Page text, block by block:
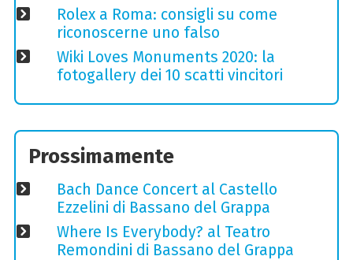
Rolex a Roma: consigli su come
riconoscerne uno falso
Wiki Loves Monuments 2020: la
fotogallery dei 10 scatti vincitori
Prossimamente
Bach Dance Concert al Castello
Ezzelini di Bassano del Grappa
Where Is Everybody? al Teatro
Remondini di Bassano del Grappa